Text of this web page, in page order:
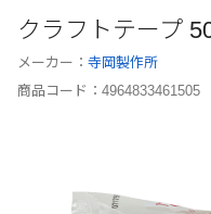
クラフトテープ
メーカー： 寺岡製作所
商品コード： 4964833461505